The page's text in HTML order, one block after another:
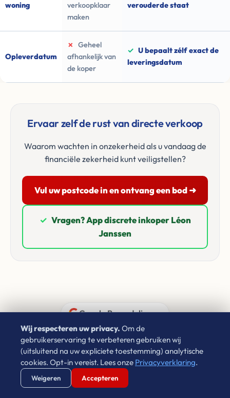
woning
verkoopklaar
maken
verouderde staat
Opleverdatum
✗
Geheel
afhankelijk van
de koper
✓ U bepaalt zélf exact de
leveringsdatum
Ervaar zelf de rust van directe verkoop
Waarom wachten in onzekerheid als u vandaag de
financiële zekerheid kunt veiligstellen?
Vul uw postcode in en ontvang een bod ➜
✓ Vragen? App discrete inkoper Léon
Janssen
Google Beoordelingen
Wat onze klanten zeggen
4.9 / 5.0 ★★★★★
Wij respecteren uw privacy. Om de
gebruikerservaring te verbeteren gebruiken wij
(uitsluitend na uw expliciete toestemming) analytische
cookies. Opt-in vereist. Lees onze Privacyverklaring.
Weigeren Accepteren
Verstuur WhatsApp